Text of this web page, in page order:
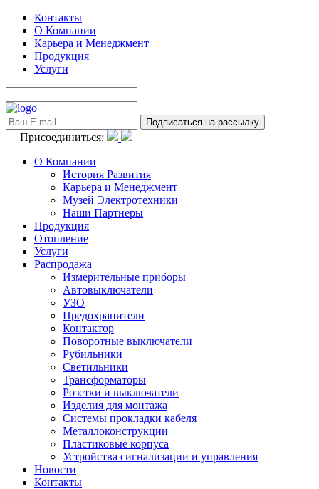
Контакты
О Компании
Карьера и Менеджмент
Продукция
Услуги
Присоединиться:
О Компании
История Развития
Карьера и Менеджмент
Музей Электротехники
Наши Партнеры
Продукция
Отопление
Услуги
Распродажа
Измерительные приборы
Автовыключатели
УЗО
Предохранители
Контактор
Поворотные выключатели
Рубильники
Светильники
Трансформаторы
Розетки и выключатели
Изделия для монтажа
Системы прокладки кабеля
Металлоконcтрукции
Пластиковые корпуса
Устройства сигнализации и управления
Новости
Контакты